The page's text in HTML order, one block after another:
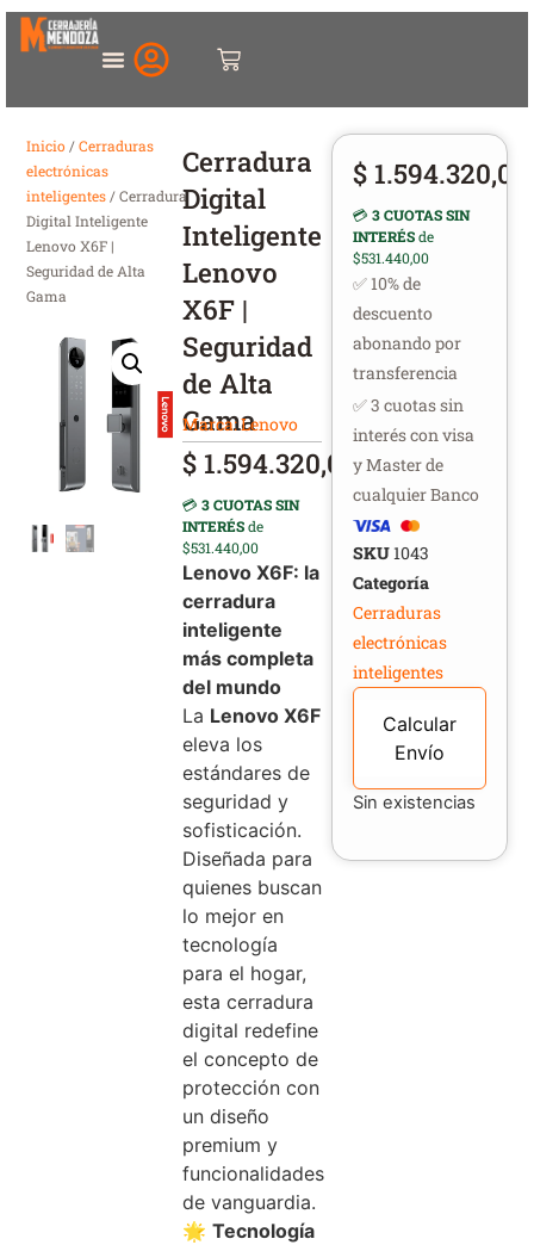
Inicio /Cerraduras
electrónicas
inteligentes/ Cerradura
Digital Inteligente
Lenovo X6F |
Seguridad de Alta
Gama
Cerradura
Digital
Inteligente
Lenovo
X6F |
Seguridad
de Alta
Gama
Marca:Lenovo
$1.594.320,00
💳 3 CUOTAS SIN
INTERÉSde
$531.440,00
Lenovo X6F: la
cerradura
inteligente
más completa
del mundo
La Lenovo X6F
eleva los
estándares de
seguridad y
sofisticación.
Diseñada para
quienes buscan
lo mejor en
tecnología
para el hogar,
esta cerradura
digital redefine
el concepto de
protección con
un diseño
premium y
funcionalidades
de vanguardia.
🌟 Tecnología
$ 1.594.320,00
💳3 CUOTAS SIN
INTERÉSde
$531.440,00
✅ 10% de
descuento
abonando por
transferencia
✅ 3 cuotas sin
interés con visa
y Master de
cualquier Banco
SKU1043
Categoría
Cerraduras
electrónicas
inteligentes
Calcular
Envío
Sin existencias